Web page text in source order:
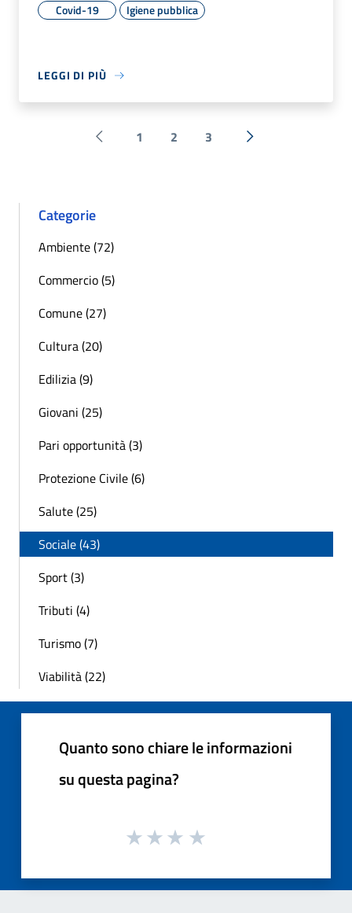
Covid-19 Igiene pubblica
LEGGI DI PIÙ
Pagina precedente
1 2 3 Successiva »
Categorie
Ambiente (72)
Commercio (5)
Comune (27)
Cultura (20)
Edilizia (9)
Giovani (25)
Pari opportunità (3)
Protezione Civile (6)
Salute (25)
Sociale (43)
Sport (3)
Tributi (4)
Turismo (7)
Viabilità (22)
Quanto sono chiare le informazioni
su questa pagina?